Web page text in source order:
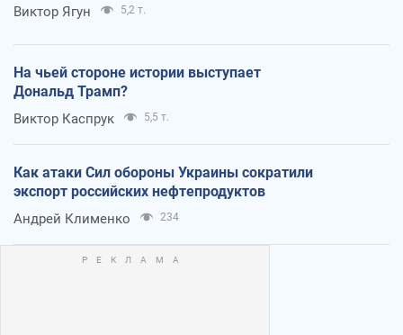
Виктор Ягун 5,2 т.
На чьей стороне истории выступает
Дональд Трамп?
Виктор Каспрук 5,5 т.
Как атаки Сил обороны Украины сократили
экспорт российских нефтепродуктов
Андрей Клименко 234